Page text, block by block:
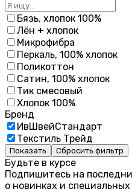
Бязь, хлопок 100%
Лён + хлопок
Микрофибра
Перкаль, 100% хлопок
Поликоттон
Сатин, 100% хлопок
Тик смесовый
Хлопок 100%
Бренд
ИвШвейСтандарт
Текстиль Трейд
Показать Сбросить фильтр
Будьте в курсе
Подпишитесь на
о новинках и